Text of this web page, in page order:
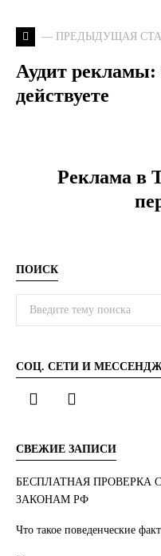
— ПРЕДЫДУЩАЯ
Аудит
действуете
Реклама в
ПОИСК
СОЦ. СЕТИ И
СВЕЖИЕ ЗАПИСИ
БЕСПЛАТНАЯ ПРОВЕРКА
ЗАКОНАМ РФ
Что такое поведенческие